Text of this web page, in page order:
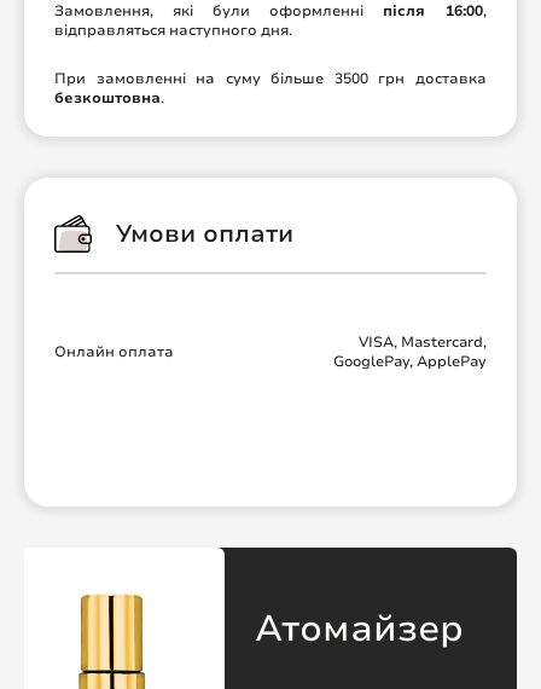
Замовлення, які були оформленні після 16:00,
відправляться наступного дня.
При замовленні на суму більше 3500 грн доставка
безкоштовна.
Умови оплати
Онлайн оплата
VISA, Mastercard,
GooglePay, ApplePay
Атомайзер